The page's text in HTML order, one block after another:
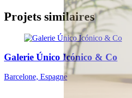
Projets similaires
Galerie Único Icónico & Co
Barcelone, Espagne